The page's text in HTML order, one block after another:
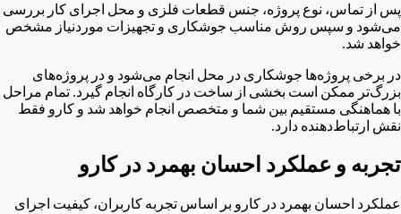
پس از تماس، نوع پروژه، جنس قطعات فلزی و محل اجرای کار بررسی
می‌شود و سپس روش مناسب جوشکاری و تجهیزات موردنیاز مشخص
خواهد شد.
در برخی پروژه‌ها جوشکاری در محل انجام می‌شود و در پروژه‌های
بزرگ‌تر ممکن است بخشی از ساخت در کارگاه انجام گیرد. تمام مراحل
با هماهنگی مستقیم بین شما و متخصص انجام خواهد شد و کارو فقط
نقش ارتباط‌دهنده دارد.
تجربه و عملکرد احسان بهمرد در کارو
عملکرد احسان بهمرد در کارو بر اساس تجربه کاربران، کیفیت اجرای